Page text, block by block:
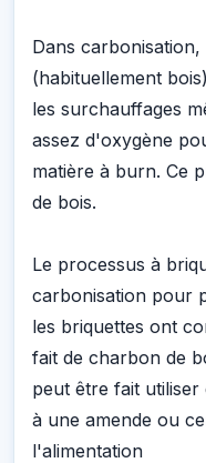
Dans
(habituellement
les surchauffages
assez d'oxygène
matière à burn. Ce
de bois.
Le processus à
carbonisation pour
les briquettes ont
fait de charbon de
peut être fait
à une amende ou
l'alimentation